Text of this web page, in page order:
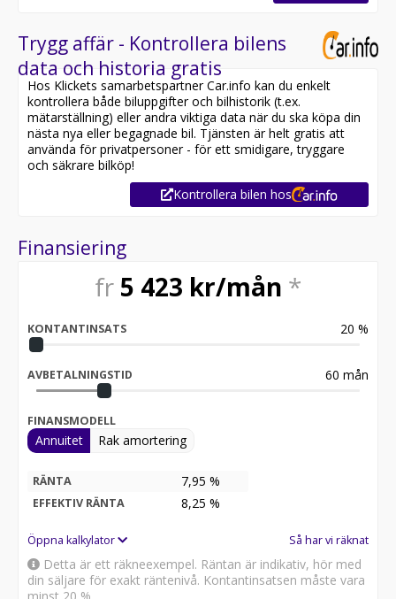
* Trygghetspaket & Serviceavtal
* Alltid låg ränta
* Vi tar alla bilar i inbyte - betala endast
mellanskillnaden
* Batteritest på samtliga elbilar
* Möjlighet till 0 kr i kontantinsats för företag
* Möjlighet till reservation av bil via betalning av
deposition
* Skräddarsydd finansiering via DNB, Santander eller
Skydda ditt köp med vårt trygghetspaket!
med extra hjuluppsättning till förmånliga priser samt
enkelt.
Våra bilar säljs snabbt - ring och reservera din bil redan
idag!
08-551 093 20
Vi erbjuder även skräddarsydd finansiering och 30
dagars fri försäkring från Länsförsäkringar.
All cars are available for export.
Trygg affär - Kontrollera bilens
data och historia gratis
Hos Klickets samarbetspartner Car.info kan du enkelt
kontrollera både biluppgifter och bilhistorik (t.ex.
mätarställning) eller andra viktiga data när du ska köpa din
nästa nya eller begagnade bil. Tjänsten är helt gratis att
använda för privatpersoner - för ett smidigare, tryggare
och säkrare bilköp!
Kontrollera bilen hos
Finansiering
fr 5 423 kr/mån *
KONTANTINSATS 20 %
AVBETALNINGSTID 60 mån
FINANSMODELL
Annuitet Rak amortering
RÄNTA 7,95 %
EFFEKTIV RÄNTA 8,25 %
Öppna kalkylator Så har vi räknat
Detta är ett räkneexempel. Räntan är indikativ, hör med
din säljare för exakt räntenivå. Kontantinsatsen måste vara
minst 20 %.